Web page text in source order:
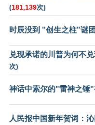
(181,139次)
时辰没到 "创生之柱"谜
兑现承诺的川普为何不
次)
神话中索尔的"雷神之锤
人民报中国新年贺词：